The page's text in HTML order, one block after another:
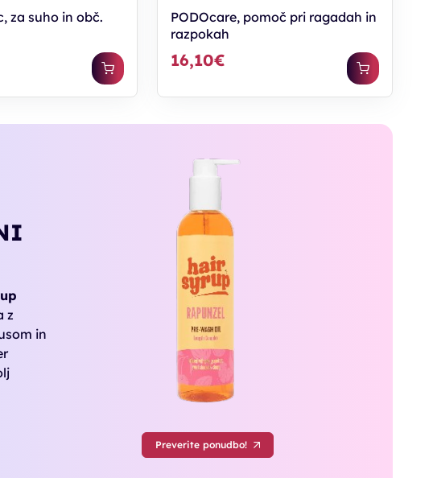
za suho in obč.
PODOcare, pomoč pri ragadah in
razpokah
16,10€
z
in
Preverite ponudbo!